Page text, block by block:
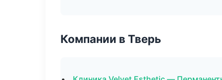
Компании в Тверь